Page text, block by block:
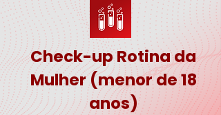
Check-up Rotina da
Mulher (menor de 18
anos)